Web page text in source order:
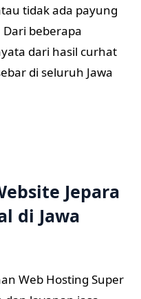
tidak ada payung
beberapa
dari hasil curhat
di seluruh Jawa
Jepara
di Jawa
Web Hosting Super